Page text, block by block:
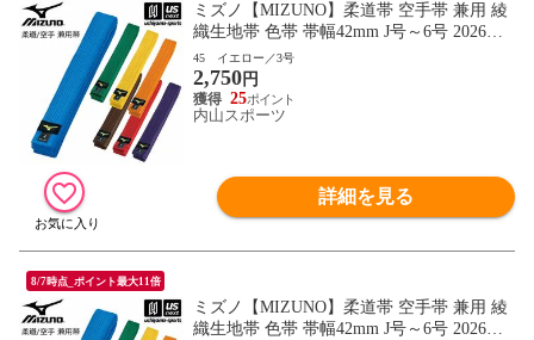
ミズノ【MIZUNO】柔道帯 空手帯 兼用 綾
織生地帯 色帯 帯幅42mm J号～6号 2026年
継続モデル【22JV9A18 帯 柔道 空手 空手
道 刺繍加工不可】【翌日配達対象】[自社]
45 イエロー／3号
2,750円
25
内山スポーツ
詳細を見る
8/7時点_ポイント最大11倍
ミズノ【MIZUNO】柔道帯 空手帯 兼用 綾
織生地帯 色帯 帯幅42mm J号～6号 2026年